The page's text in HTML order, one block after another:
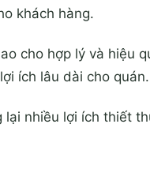
khách hàng.
cho hợp lý và hiệu
ích lâu dài cho quán.
nhiều lợi ích thiết